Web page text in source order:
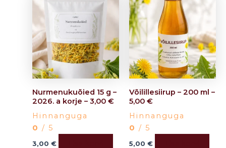
Nurmenukuõied 15 g –
2026. a korje – 3,00 €
Hinnanguga
0 / 5
3,00 €
Võilillesiirup – 200 ml –
5,00 €
Hinnanguga
0 / 5
5,00 €